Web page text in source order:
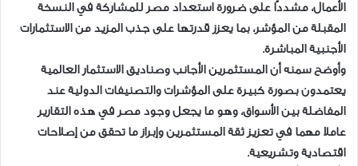
الأعمال، مشددًا على ضرورة استعداد مصر للمشاركة في النسخة
المقبلة من المؤشر، بما يعزز قدرتها على جذب المزيد من الاستثمارات
الأجنبية المباشرة.
وأوضح سمنه أن المستثمرين الأجانب وصناديق الاستثمار العالمية
يعتمدون بصورة كبيرة على المؤشرات والتصنيفات الدولية عند
المفاضلة بين الأسواق، وهو ما يجعل وجود مصر في هذه التقارير
عاملا مهما في تعزيز ثقة المستثمرين وإبراز ما تحقق من إصلاحات
اقتصادية وتشريعية.